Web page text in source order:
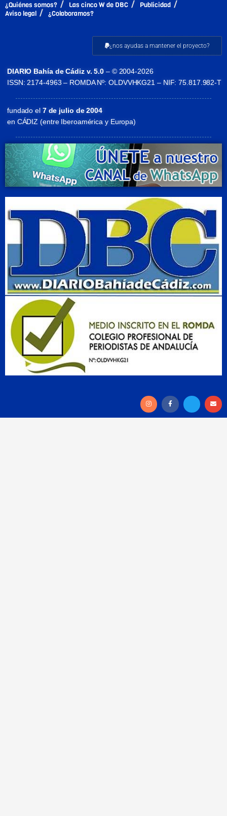
¿Quiénes somos? Las cinco W de DBC
Publicidad
Aviso legal
¿Colaboramos?
¿nos ayudas a mantener el proyecto?
DIARIO Bahía de Cádiz v. 5.0 – © 2004-2026
ISSN: 2174-4963 – ROMDA Nº: OLDVVHKG21 – NIF: 75.817.982-T
fundado el7 de julio de 2004
en CÁDIZ (entre Iberoamérica y Europa)